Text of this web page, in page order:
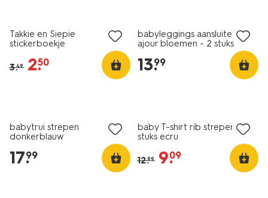
Takkie en Siepie
stickerboekje
3.49 2.
50
babyleggings aansluitend
ajour bloemen - 2 stuks
13.
99
babytrui strepen
donkerblauw
17.
99
baby T-shirt rib strepen - 2
stuks ecru
12.99 9.
09